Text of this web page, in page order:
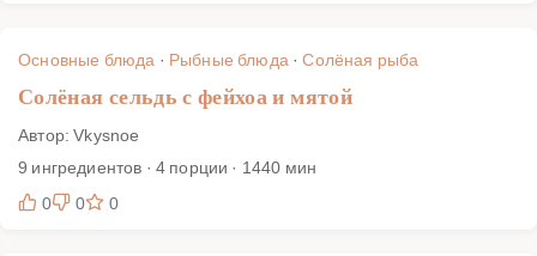
Основные блюда · Рыбные блюда·Солёная рыба
Солёная сельдь с фейхоа и мятой
Автор: Vkysnoe
9 ингредиентов · 4 порции · 1440 мин
0
0 0